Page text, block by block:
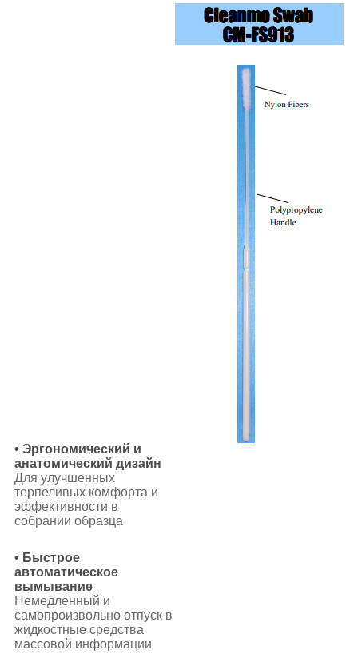
• Эргономический и
анатомический дизайн
Для улучшенных
терпеливых комфорта и
эффективности в
собрании образца
• Быстрое
автоматическое
вымывание
Немедленный и
самопроизвольно отпуск в
жидкостные средства
массовой информации